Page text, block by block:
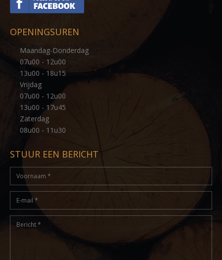
OPENINGSUREN
Maandag-Donderdag
07u00 - 12u00
13u00 - 18u15
Vrijdag
07u00 - 12u00
13u00 - 17u45
Zaterdag
08u00 - 11u30
STUUR EEN BERICHT